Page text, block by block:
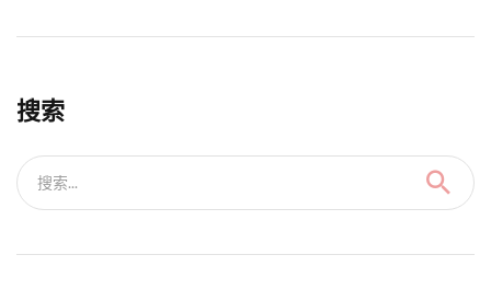
搜索
搜索...